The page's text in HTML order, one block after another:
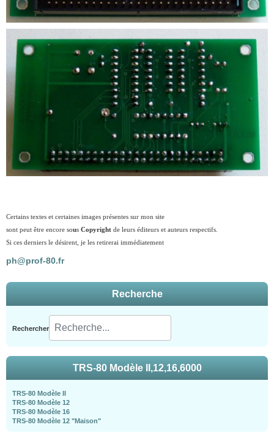
Certains textes et certaines images présentes sur mon site
sont peut être encore sous Copyright de leurs éditeurs et auteurs respectifs.
Si ces derniers le désirent, je les retirerai immédiatement
ph@prof-80.fr
Recherche
Rechercher
TRS-80 Modèle II,12,16,6000
TRS-80 Modèle II
TRS-80 Modèle 12
TRS-80 Modèle 16
TRS-80 Modèle 12 "Maison"